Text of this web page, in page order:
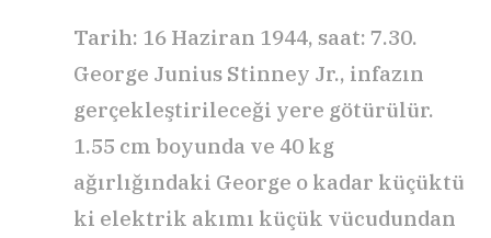
Tarih: 16 Haziran 1944, saat: 7.30.
George Junius Stinney Jr., infazın
gerçekleştirileceği yere götürülür.
1.55 cm boyunda ve 40 kg
ağırlığındaki George o kadar küçüktü
ki elektrik akımı küçük vücudundan